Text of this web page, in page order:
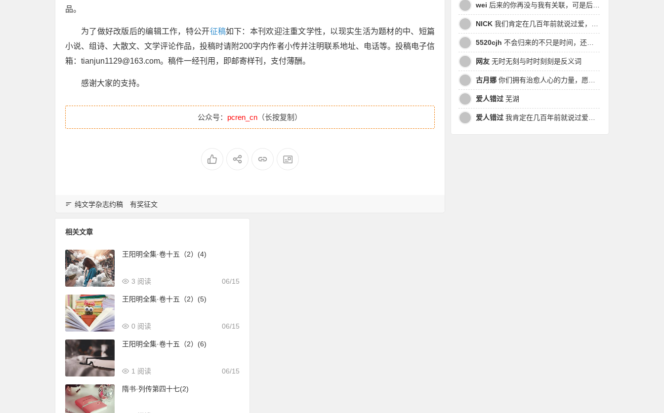
品。
为了做好改版后的编辑工作，特公开征稿如下：本刊欢迎注重文学性，以现实生活为题材的中、短篇
小说、组诗、大散文、文学评论作品，投稿时请附200字内作者小传并注明联系地址、电话等。投稿电子信
箱：tianjun1129@163.com。稿件一经刊用，即邮寄样刊，支付薄酬。
感谢大家的支持。
公众号： pcren_cn （长按复制）
纯文学杂志约稿 有奖征文
相关文章
王阳明全集·卷十五（2）(4)
06/15
3 阅读
王阳明全集·卷十五（2）(5)
06/15
0 阅读
王阳明全集·卷十五（2）(6)
06/15
1 阅读
隋书·列传第四十七(2)
wei 后来的你再没与我有关联，可是后来我的时间皆是你，都说地球是个圆，为何兜兜转转却走不到原点
NICK 我们肯定在几百年前就说过爱，今生却错过。此生无悔，与你爱过。茕茕孑立，且看我对酒当歌，与影对酌。
5520cjh 不会归来的不只是时间，还有曾经的我
网友 无时无刻与时时刻刻是反义词
古月娜 你们拥有治愈人心的力量，愿也将丑陋的人性一起泯灭吧！
爱人错过 芜湖
爱人错过 我肯定在几百年前就说过爱你，只是你忘了，我也记不起。我肯定在几百年前就说过爱你，只是你忘了，我也记不起。 走过路过没遇过，回头转头还是错。你我不曾感受过，相撞在街口，相撞在街口。